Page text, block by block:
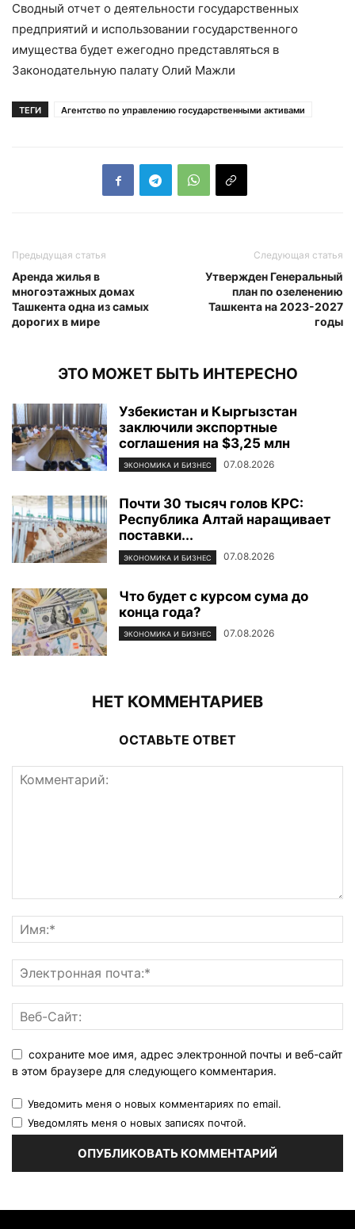
Сводный отчет о деятельности государственных
предприятий и использовании государственного
имущества будет ежегодно представляться в
Законодательную палату Олий Мажли
ТЕГИ Агентство по управлению государственными активами
Предыдущая статья
Аренда жилья в
многоэтажных домах
Ташкента одна из самых
дорогих в мире
Следующая статья
Утвержден Генеральный
план по озеленению
Ташкента на 2023-2027
годы
ЭТО МОЖЕТ БЫТЬ ИНТЕРЕСНО
Узбекистан и Кыргызстан
заключили экспортные
соглашения на $3,25 млн
ЭКОНОМИКА И БИЗНЕС 07.08.2026
Почти 30 тысяч голов КРС:
Республика Алтай наращивает
поставки...
ЭКОНОМИКА И БИЗНЕС 07.08.2026
Что будет с курсом сума до
конца года?
ЭКОНОМИКА И БИЗНЕС 07.08.2026
НЕТ КОММЕНТАРИЕВ
ОСТАВЬТЕ ОТВЕТ
сохраните мое имя, адрес электронной почты и веб-сайт
в этом браузере для следующего комментария.
Уведомить меня о новых комментариях по email.
Уведомлять меня о новых записях почтой.